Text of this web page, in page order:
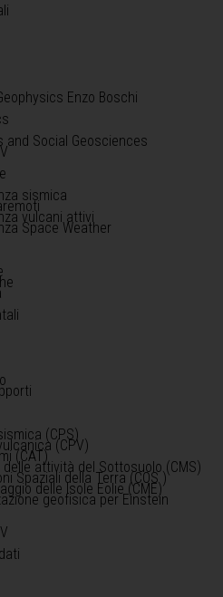
Enzo Boschi
and Social Geosciences
sismica
vulcani attivi
Space Weather
(CPS)
(CPV)
(CAT)
attività del Sottosuolo (CMS)
Spaziali della Terra (COS )
delle Isole Eolie (CME)
geofisica per Einstein